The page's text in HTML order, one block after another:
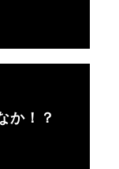
か！？